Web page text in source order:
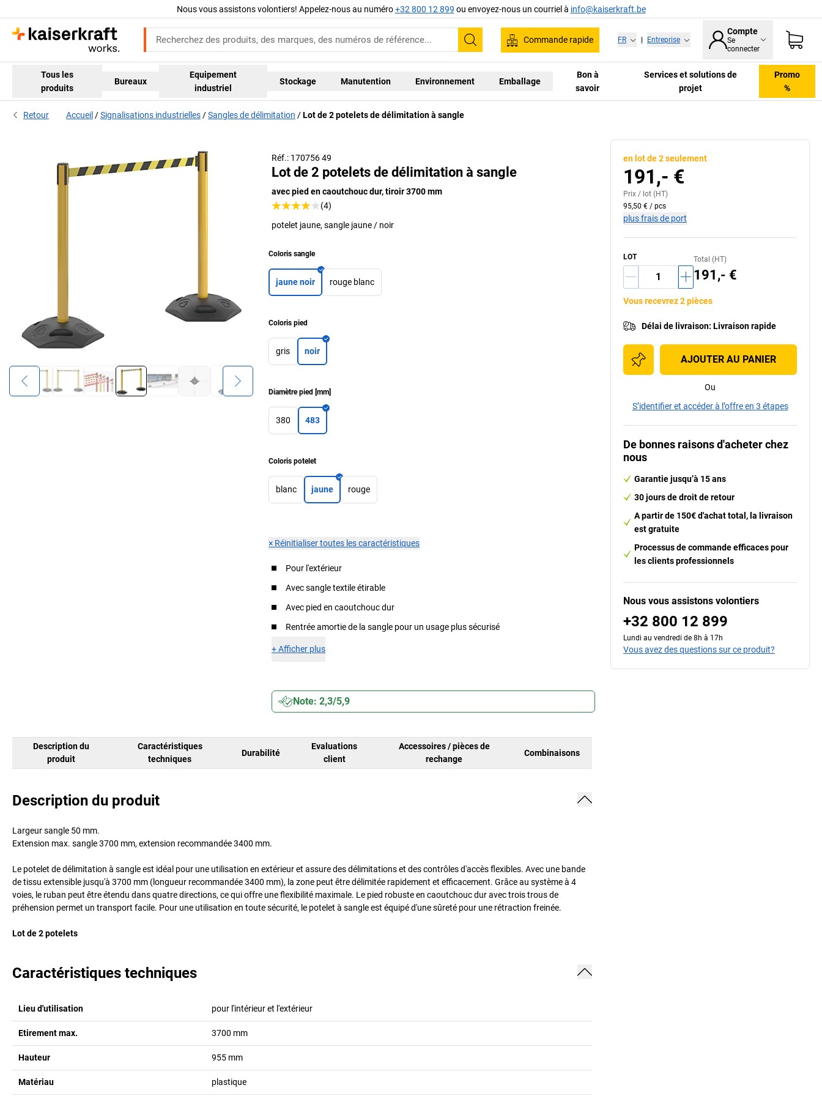
Nous vous assistons volontiers! Appelez-nous au numéro+32 800 12 899 ou envoyez-nous un courriel à info@kaiserkraft.be
Recherche
Commande rapide FR Entreprise
Compte
Se
connecter
Tous les
produits
Bureaux
Equipement
industriel
Stockage Manutention Environnement Emballage
Bon à
savoir
Services et solutions de
projet
Promo
%
Retour Accueil Signalisations industrielles Sangles de délimitation Lot de 2 potelets de délimitation à sangle
Réf.: 170756 49
Lot de 2 potelets de délimitation à sangle
avec pied en caoutchouc dur, tiroir 3700 mm
(4)
potelet jaune, sangle jaune / noir
Coloris sangle
jaune noir rouge blanc
Coloris pied
gris noir
Diamètre pied [mm]
380 483
Coloris potelet
blanc jaune rouge
× Réinitialiser toutes les caractéristiques
Pour l'extérieur
Avec sangle textile étirable
Avec pied en caoutchouc dur
Rentrée amortie de la sangle pour un usage plus sécurisé
+Afficher plus
Note: 2,3/5,9
Système 4 sangles
Description du
produit
Caractéristiques
techniques
Durabilité
Evaluations
client
Accessoires / pièces de
rechange
Combinaisons
Description du produit
Largeur sangle 50 mm.
Extension max. sangle 3700 mm, extension recommandée 3400 mm.
Le potelet de délimitation à sangle est idéal pour une utilisation en extérieur et assure des délimitations et des contrôles d'accès flexibles. Avec une bande
de tissu extensible jusqu'à 3700 mm (longueur recommandée 3400 mm), la zone peut être délimitée rapidement et efficacement. Grâce au système à 4
voies, le ruban peut être étendu dans quatre directions, ce qui offre une flexibilité maximale. Le pied robuste en caoutchouc dur avec trois trous de
préhension permet un transport facile. Pour une utilisation en toute sécurité, le potelet à sangle est équipé d'une sûreté pour une rétraction freinée.
Lot de 2 potelets
Caractéristiques techniques
Lieu d'utilisation pour l'intérieur et l'extérieur
Etirement max. 3700 mm
Hauteur 955 mm
Matériau plastique
en lot de 2 seulement
191,- €
Prix / lot (HT)
95,50 € / pcs
plus frais de port
LOT Total (HT)
191,- €
Vous recevrez 2 pièces
Délai de livraison: Livraison rapide
AJOUTER AU PANIER
Ou
S’identifier et accéder à l’offre en 3 étapes
De bonnes raisons d'acheter chez
nous
Garantie jusqu’à 15 ans
30 jours de droit de retour
A partir de 150€ d'achat total, la livraison
est gratuite
Processus de commande efficaces pour
les clients professionnels
Nous vous assistons volontiers
+32 800 12 899
Lundi au vendredi de 8h à 17h
Vous avez des questions sur ce produit?